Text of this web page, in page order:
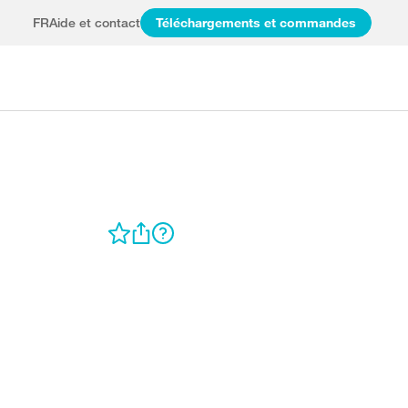
FRAide et contact Téléchargements et commandes